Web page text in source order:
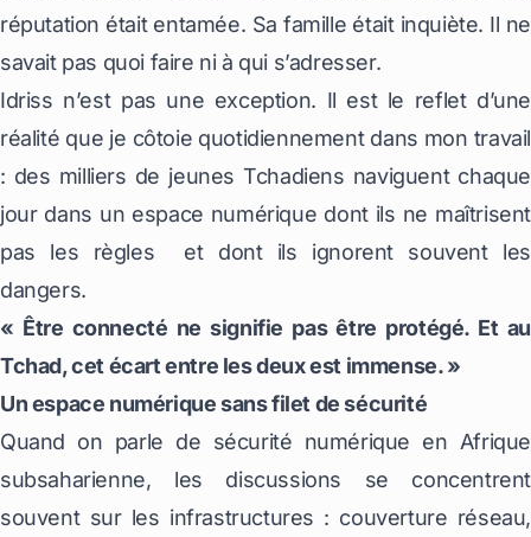
réputation était entamée. Sa famille était inquiète. Il ne
savait pas quoi faire ni à qui s’adresser.
Idriss n’est pas une exception. Il est le reflet d’une
réalité que je côtoie quotidiennement dans mon travail
: des milliers de jeunes Tchadiens naviguent chaque
jour dans un espace numérique dont ils ne maîtrisent
pas les règles et dont ils ignorent souvent les
dangers.
« Être connecté ne signifie pas être protégé. Et au
Tchad, cet écart entre les deux est immense. »
Un espace numérique sans filet de sécurité
Quand on parle de sécurité numérique en Afrique
subsaharienne, les discussions se concentrent
souvent sur les infrastructures : couverture réseau,